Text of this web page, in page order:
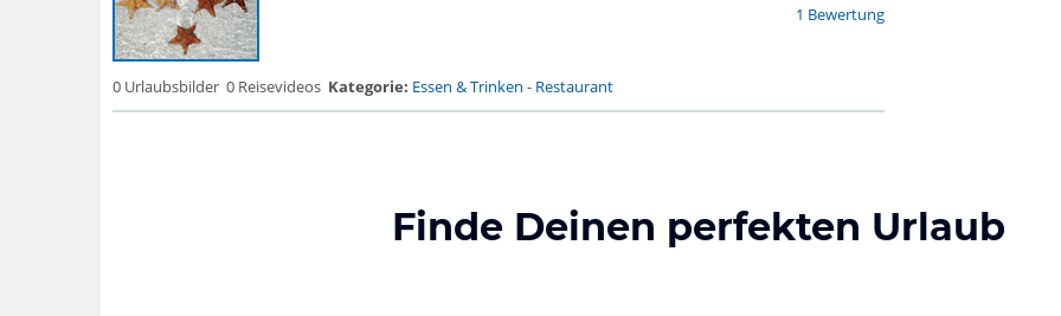
1 Bewertung
0 Urlaubsbilder 0 Reisevideos Kategorie: Essen & Trinken - Restaurant
Finde Deinen perfekten Urlaub